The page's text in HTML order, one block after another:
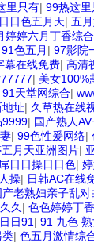
里只有| 99热这
日日色五月天| 五
婷婷六月丁香综
91色五月 | 97影院
幕在线免费| 高清
| 美女100%
91天堂网综合|
址| 久草热在线
9999| 国产熟人
| 99色性爰网络|
月天亚洲图片|
日日操日日色|
操| 日韩AC在线
产老熟妇亲子乱对
久 | 色色婷婷丁香
日91 | 91 九色
类| 色五月激情综